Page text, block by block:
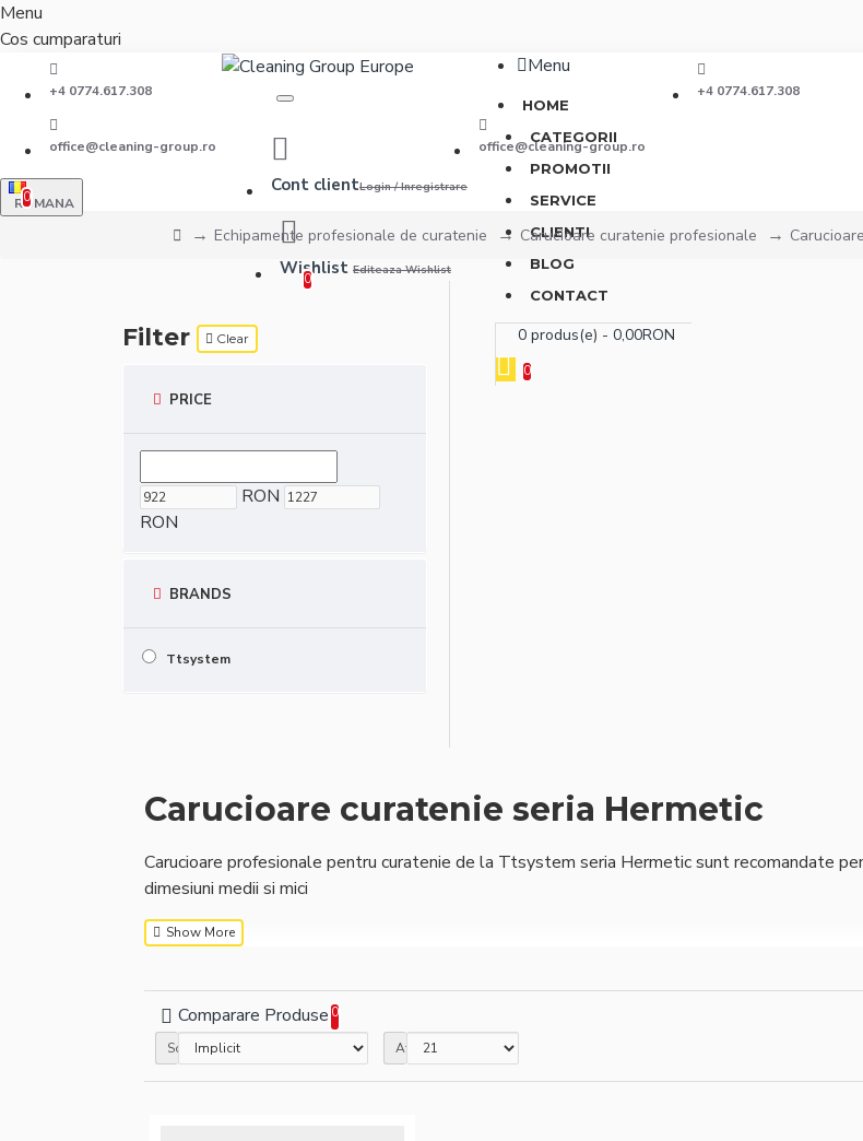
Menu
Cos cumparaturi
+4 0774.617.308
office@cleaning-group.ro
ROMANA
Cont clientLogin / Inregistrare
Wishlist Editeaza Wishlist
0
Menu
HOME
CATEGORII
PROMOTII
SERVICE
CLIENTI
BLOG
CONTACT
0 produs(e) - 0,00RON
0
+4 0774.617.308
office@cleaning-group.ro
0
Echipamente profesionale de curatenie Carucioare curatenie profesionale
Filter Clear
PRICE
RON
RON
BRANDS
Ttsystem
Carucioare curatenie seria Hermetic
Carucioare profesionale pentru curatenie de la Ttsystem seria Hermetic sunt recomandate
dimesiuni medii si mici
Comparare Produse 0
Sortare Afisare